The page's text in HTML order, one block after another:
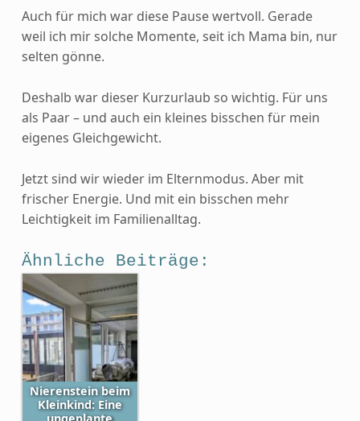
Auch für mich war diese Pause wertvoll. Gerade
weil ich mir solche Momente, seit ich Mama bin, nur
selten gönne.
Deshalb war dieser Kurzurlaub so wichtig. Für uns
als Paar – und auch ein kleines bisschen für mein
eigenes Gleichgewicht.
Jetzt sind wir wieder im Elternmodus. Aber mit
frischer Energie. Und mit ein bisschen mehr
Leichtigkeit im Familienalltag.
Ähnliche Beiträge:
Nierenstein beim
Kleinkind: Eine